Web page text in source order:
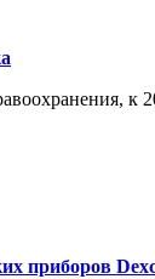
к
приборов